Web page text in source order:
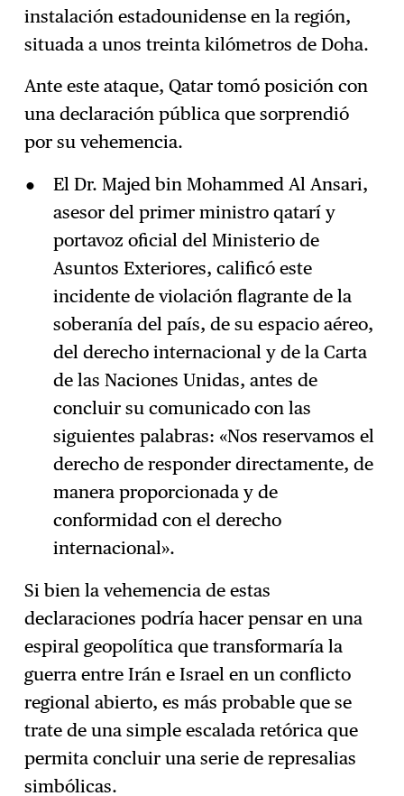
instalación estadounidense en la región,
situada a unos treinta kilómetros de Doha.
Ante este ataque, Qatar tomó posición con
una declaración pública que sorprendió
por su vehemencia.
El Dr. Majed bin Mohammed Al Ansari,
asesor del primer ministro qatarí y
portavoz oficial del Ministerio de
Asuntos Exteriores, calificó este
incidente de violación flagrante de la
soberanía del país, de su espacio aéreo,
del derecho internacional y de la Carta
de las Naciones Unidas, antes de
concluir su comunicado con las
siguientes palabras: «Nos reservamos el
derecho de responder directamente, de
manera proporcionada y de
conformidad con el derecho
internacional».
Si bien la vehemencia de estas
declaraciones podría hacer pensar en una
espiral geopolítica que transformaría la
guerra entre Irán e Israel en un conflicto
regional abierto, es más probable que se
trate de una simple escalada retórica que
permita concluir una serie de represalias
simbólicas.